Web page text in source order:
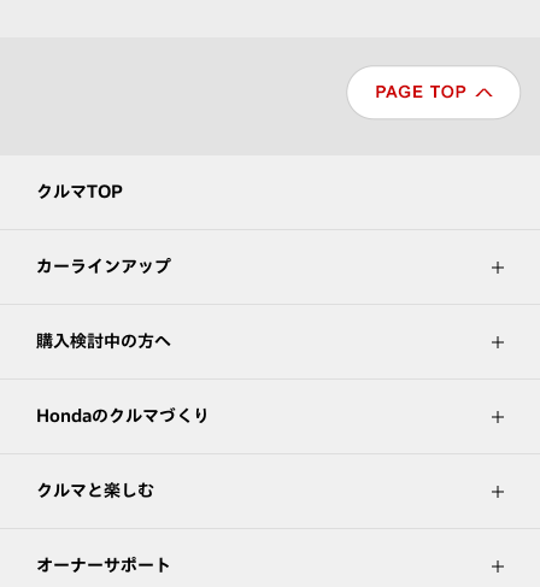
クルマTOP
カーラインアップ
購入検討中の方へ
Hondaのクルマづくり
クルマと楽しむ
オーナーサポート